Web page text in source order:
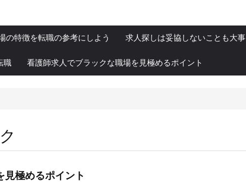
の特徴を転職の参考にしよう 求人探しは妥協しないことも大事
職 看護師求人でブラックな職場を見極めるポイント
極めるポイント